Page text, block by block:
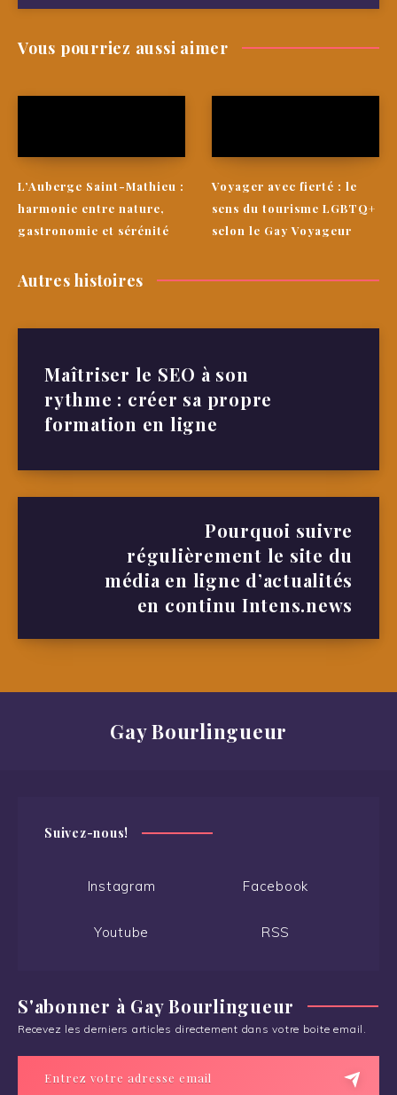
Vous pourriez aussi aimer
L’Auberge Saint-Mathieu :
harmonie entre nature,
gastronomie et sérénité
Voyager avec fierté : le
sens du tourisme LGBTQ+
selon le Gay Voyageur
Autres histoires
Maîtriser le SEO à son
rythme : créer sa propre
formation en ligne
Pourquoi suivre
régulièrement le site du
média en ligne d’actualités
en continu Intens.news
Gay Bourlingueur
Suivez-nous!
Instagram Facebook
Youtube RSS
S'abonner à Gay Bourlingueur
Recevez les derniers articles directement dans votre boite email.